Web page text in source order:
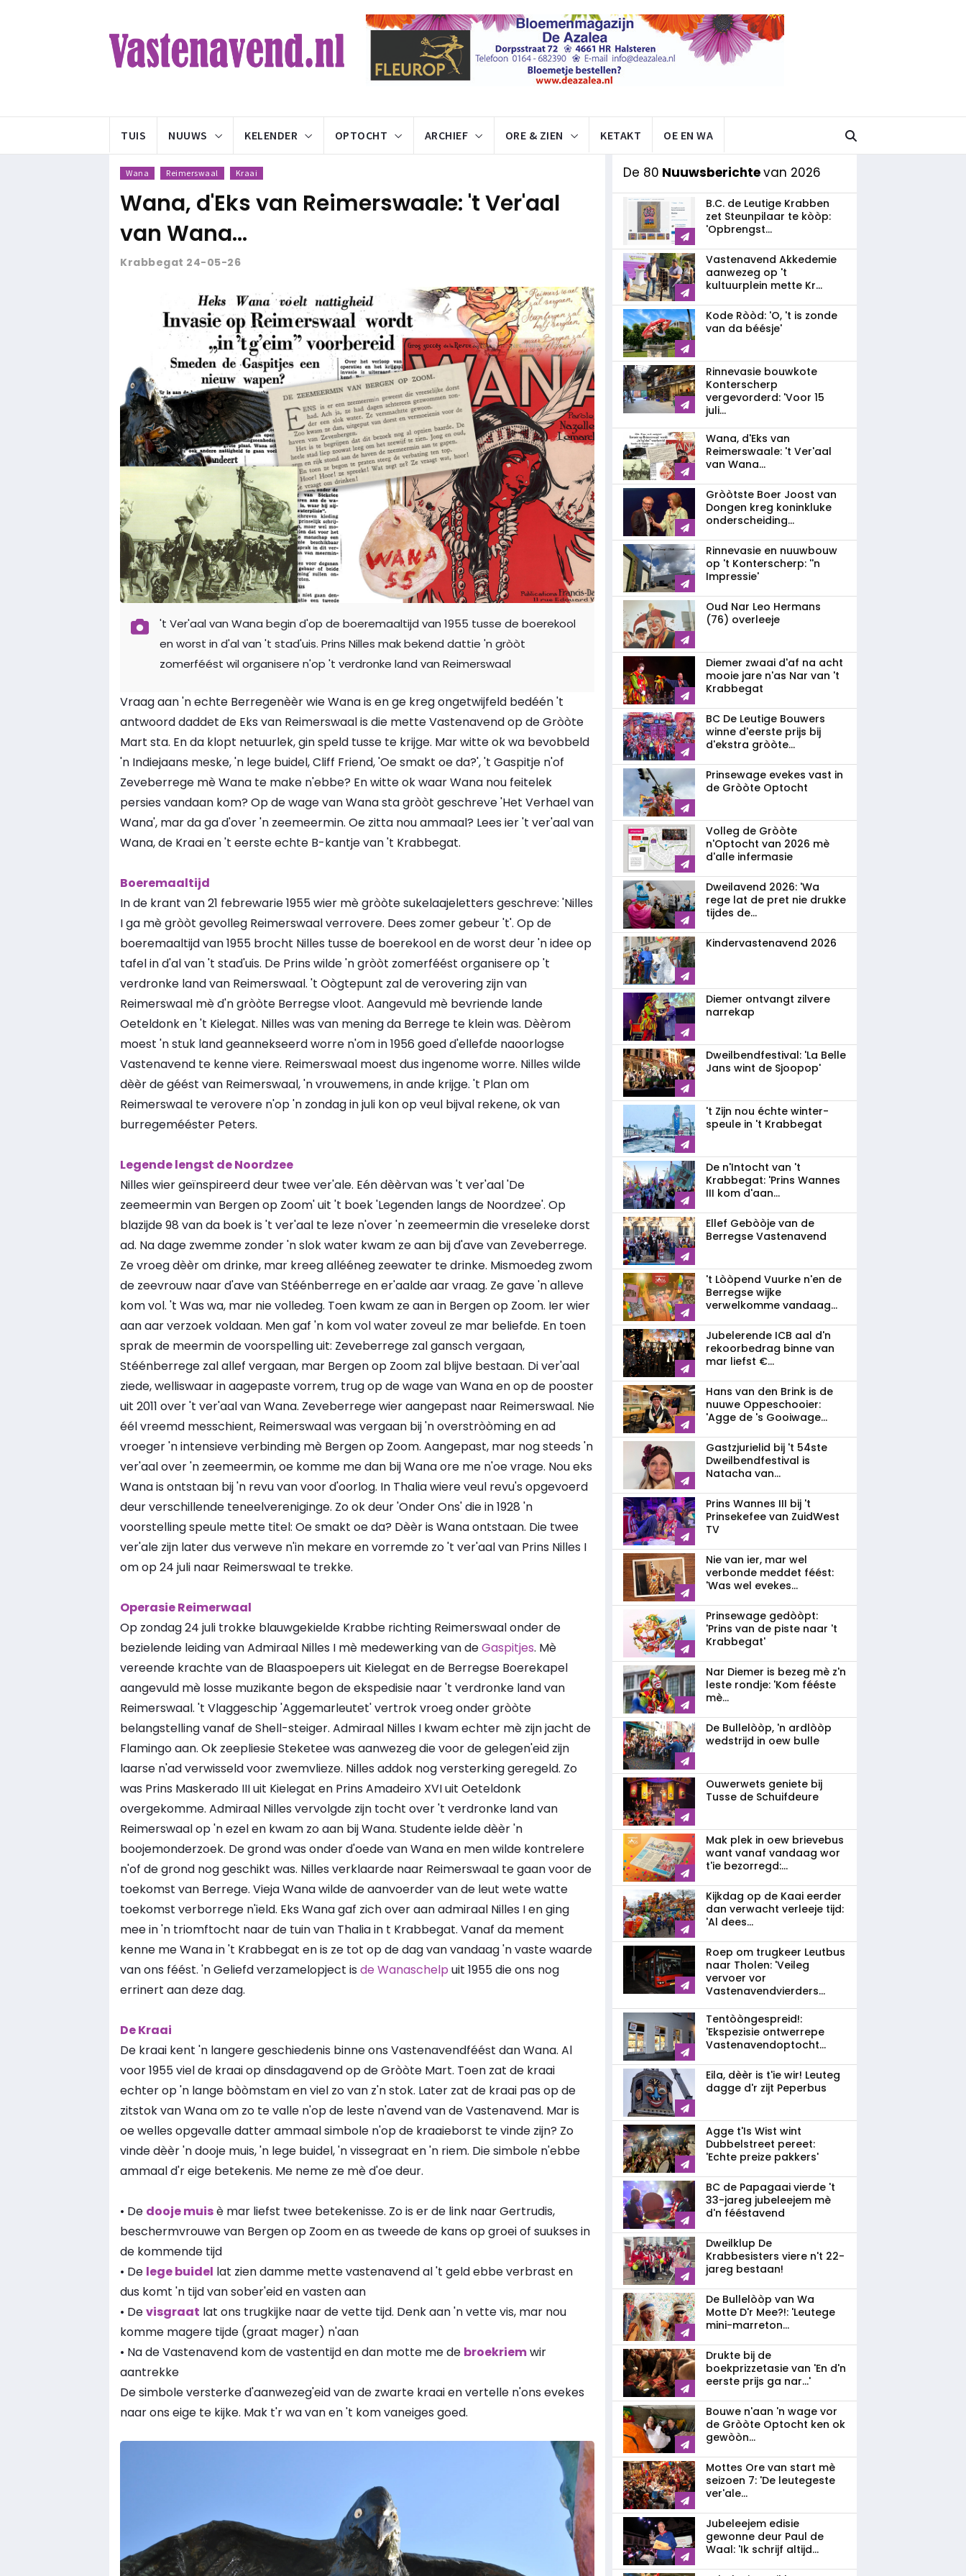
TUIS NUUWS KELENDER OPTOCHT ARCHIEF ORE & ZIEN KETAKT OE EN WA
Wana Reimerswaal Kraai
Wana, d'Eks van Reimerswaale: 't Ver'aal
van Wana...
Krabbegat 24-05-26
't Ver'aal van Wana begin d'op de boeremaaltijd van 1955 tusse de boerekool
en worst in d'al van 't stad'uis. Prins Nilles mak bekend dattie 'n gròòt
zomerféést wil organisere n'op 't verdronke land van Reimerswaal
Vraag aan 'n echte Berregenèèr wie Wana is en ge kreg ongetwijfeld bedéén 't
antwoord daddet de Eks van Reimerswaal is die mette Vastenavend op de Gròòte
Mart sta. En da klopt netuurlek, gin speld tusse te krijge. Mar witte ok wa bevobbeld
'n Indiejaans meske, 'n lege buidel, Cliff Friend, 'Oe smakt oe da?', 't Gaspitje n'of
Zeveberrege mè Wana te make n'ebbe? En witte ok waar Wana nou feitelek
persies vandaan kom? Op de wage van Wana sta gròòt geschreve 'Het Verhael van
Wana', mar da ga d'over 'n zeemeermin. Oe zitta nou ammaal? Lees ier 't ver'aal van
Wana, de Kraai en 't eerste echte B-kantje van 't Krabbegat.
Boeremaaltijd
In de krant van 21 febrewarie 1955 wier mè gròòte sukelaajeletters geschreve: 'Nilles
I ga mè gròòt gevolleg Reimerswaal verrovere. Dees zomer gebeur 't'. Op de
boeremaaltijd van 1955 brocht Nilles tusse de boerekool en de worst deur 'n idee op
tafel in d'al van 't stad'uis. De Prins wilde 'n gròòt zomerféést organisere op 't
verdronke land van Reimerswaal. 't Oògtepunt zal de verovering zijn van
Reimerswaal mè d'n gròòte Berregse vloot. Aangevuld mè bevriende lande
Oeteldonk en 't Kielegat. Nilles was van mening da Berrege te klein was. Dèèrom
moest 'n stuk land geannekseerd worre n'om in 1956 goed d'ellefde naoorlogse
Vastenavend te kenne viere. Reimerswaal moest dus ingenome worre. Nilles wilde
dèèr de géést van Reimerswaal, 'n vrouwemens, in ande krijge. 't Plan om
Reimerswaal te verovere n'op 'n zondag in juli kon op veul bijval rekene, ok van
burregemééster Peters.
Legende lengst de Noordzee
Nilles wier geïnspireerd deur twee ver'ale. Eén dèèrvan was 't ver'aal 'De
zeemeermin van Bergen op Zoom' uit 't boek 'Legenden langs de Noordzee'. Op
blazijde 98 van da boek is 't ver'aal te leze n'over 'n zeemeermin die vreseleke dorst
ad. Na dage zwemme zonder 'n slok water kwam ze aan bij d'ave van Zeveberrege.
Ze vroeg dèèr om drinke, mar kreeg allééneg zeewater te drinke. Mismoedeg zwom
de zeevrouw naar d'ave van Stéénberrege en er'aalde aar vraag. Ze gave 'n alleve
kom vol. 't Was wa, mar nie volledeg. Toen kwam ze aan in Bergen op Zoom. Ier wier
aan aar verzoek voldaan. Men gaf 'n kom vol water zoveul ze mar beliefde. En toen
sprak de meermin de voorspelling uit: Zeveberrege zal gansch vergaan,
Stéénberrege zal allef vergaan, mar Bergen op Zoom zal blijve bestaan. Di ver'aal
ziede, welliswaar in aagepaste vorrem, trug op de wage van Wana en op de pooster
uit 2011 over 't ver'aal van Wana. Zeveberrege wier aangepast naar Reimerswaal. Nie
éél vreemd messchient, Reimerswaal was vergaan bij 'n overstròòming en ad
vroeger 'n intensieve verbinding mè Bergen op Zoom. Aangepast, mar nog steeds 'n
ver'aal over 'n zeemeermin, oe komme me dan bij Wana ore me n'oe vrage. Nou eks
Wana is ontstaan bij 'n revu van voor d'oorlog. In Thalia wiere veul revu's opgevoerd
deur verschillende teneelvereniginge. Zo ok deur 'Onder Ons' die in 1928 'n
voorstelling speule mette titel: Oe smakt oe da? Dèèr is Wana ontstaan. Die twee
ver'ale zijn later dus verweve n'in mekare en vorremde zo 't ver'aal van Prins Nilles I
om op 24 juli naar Reimerswaal te trekke.
Operasie Reimerwaal
Op zondag 24 juli trokke blauwgekielde Krabbe richting Reimerswaal onder de
bezielende leiding van Admiraal Nilles I mè medewerking van deGaspitjes. Mè
vereende krachte van de Blaaspoepers uit Kielegat en de Berregse Boerekapel
aangevuld mè losse muzikante begon de ekspedisie naar 't verdronke land van
Reimerswaal. 't Vlaggeschip 'Aggemarleutet' vertrok vroeg onder gròòte
belangstelling vanaf de Shell-steiger. Admiraal Nilles I kwam echter mè zijn jacht de
Flamingo aan. Ok zeepliesie Steketee was aanwezeg die voor de gelegen'eid zijn
laarse n'ad verwisseld voor zwemvlieze. Nilles addok nog versterking geregeld. Zo
was Prins Maskerado III uit Kielegat en Prins Amadeiro XVI uit Oeteldonk
overgekomme. Admiraal Nilles vervolgde zijn tocht over 't verdronke land van
Reimerswaal op 'n ezel en kwam zo aan bij Wana. Studente ielde dèèr 'n
boojemonderzoek. De grond was onder d'oede van Wana en men wilde kontrelere
n'of de grond nog geschikt was. Nilles verklaarde naar Reimerswaal te gaan voor de
toekomst van Berrege. Vieja Wana wilde de aanvoerder van de leut wete watte
toekomst verborrege n'ield. Eks Wana gaf zich over aan admiraal Nilles I en ging
mee in 'n triomftocht naar de tuin van Thalia in t Krabbegat. Vanaf da mement
kenne me Wana in 't Krabbegat en is ze tot op de dag van vandaag 'n vaste waarde
van ons féést. 'n Geliefd verzamelopject is de Wanaschelp uit 1955 die ons nog
errinert aan deze dag.
De Kraai
De kraai kent 'n langere geschiedenis binne ons Vastenavendféést dan Wana. Al
voor 1955 viel de kraai op dinsdagavend op de Gròòte Mart. Toen zat de kraai
echter op 'n lange bòòmstam en viel zo van z'n stok. Later zat de kraai pas op de
zitstok van Wana om zo te valle n'op de leste n'avend van de Vastenavend. Mar is
oe welles opgevalle datter ammaal simbole n'op de kraaieborst te vinde zijn? Zo
vinde dèèr 'n dooje muis, 'n lege buidel, 'n vissegraat en 'n riem. Die simbole n'ebbe
ammaal d'r eige betekenis. Me neme ze mè d'oe deur.
• De dooje muisè mar liefst twee betekenisse. Zo is er de link naar Gertrudis,
beschermvrouwe van Bergen op Zoom en as tweede de kans op groei of suukses in
de kommende tijd
• De lege buidel lat zien damme mette vastenavend al 't geld ebbe verbrast en
dus komt 'n tijd van sober'eid en vasten aan
• Devisgraat lat ons trugkijke naar de vette tijd. Denk aan 'n vette vis, mar nou
komme magere tijde (graat mager) n'aan
• Na de Vastenavend kom de vastentijd en dan motte me de broekriemwir
aantrekke
De simbole versterke d'aanwezeg'eid van de zwarte kraai en vertelle n'ons evekes
naar ons eige te kijke. Mak t'r wa van en 't kom vaneiges goed.
De 80 Nuuwsberichtevan 2026
B.C. de Leutige Krabben
zet Steunpilaar te kòòp:
'Opbrengst...
Vastenavend Akkedemie
aanwezeg op 't
kultuurplein mette Kr...
Kode Ròòd: 'O, 't is zonde
van da béésje'
Rinnevasie bouwkote
Konterscherp
vergevorderd: 'Voor 15
juli...
Wana, d'Eks van
Reimerswaale: 't Ver'aal
van Wana...
Gròòtste Boer Joost van
Dongen kreg koninkluke
onderscheiding...
Rinnevasie en nuuwbouw
op 't Konterscherp: ''n
Impressie'
Oud Nar Leo Hermans
(76) overleeje
Diemer zwaai d'af na acht
mooie jare n'as Nar van 't
Krabbegat
BC De Leutige Bouwers
winne d'eerste prijs bij
d'ekstra gròòte...
Prinsewage evekes vast in
de Gròòte Optocht
Volleg de Gròòte
n'Optocht van 2026 mè
d'alle infermasie
Dweilavend 2026: 'Wa
rege lat de pret nie drukke
tijdes de...
Kindervastenavend 2026
Diemer ontvangt zilvere
narrekap
Dweilbendfestival: 'La Belle
Jans wint de Sjoopop'
't Zijn nou échte winter-
speule in 't Krabbegat
De n'Intocht van 't
Krabbegat: 'Prins Wannes
III kom d'aan...
Ellef Gebòòje van de
Berregse Vastenavend
't Lòòpend Vuurke n'en de
Berregse wijke
verwelkomme vandaag...
Jubelerende ICB aal d'n
rekoorbedrag binne van
mar liefst €...
Hans van den Brink is de
nuuwe Oppeschooier:
'Agge de 's Gooiwage...
Gastzjurielid bij 't 54ste
Dweilbendfestival is
Natacha van...
Prins Wannes III bij 't
Prinsekefee van ZuidWest
TV
Nie van ier, mar wel
verbonde meddet féést:
'Was wel evekes...
Prinsewage gedòòpt:
'Prins van de piste naar 't
Krabbegat'
Nar Diemer is bezeg mè z'n
leste rondje: 'Kom fééste
mè...
De Bullelòòp, 'n ardlòòp
wedstrijd in oew bulle
Ouwerwets geniete bij
Tusse de Schuifdeure
Mak plek in oew brievebus
want vanaf vandaag wor
t'ie bezorregd:...
Kijkdag op de Kaai eerder
dan verwacht verleeje tijd:
'Al dees...
Roep om trugkeer Leutbus
naar Tholen: 'Veileg
vervoer vor
Vastenavendvierders...
Tentòòngespreid!:
'Ekspezisie ontwerrepe
Vastenavendoptocht...
Eila, dèèr is t'ie wir! Leuteg
dagge d'r zijt Peperbus
Agge t'Is Wist wint
Dubbelstreet pereet:
'Echte preize pakkers'
BC de Papagaai vierde 't
33-jareg jubeleejem mè
d'n fééstavend
Dweilklup De
Krabbesisters viere n't 22-
jareg bestaan!
De Bullelòòp van Wa
Motte D'r Mee?!: 'Leutege
mini-marreton...
Drukte bij de
boekprizzetasie van 'En d'n
eerste prijs ga nar...'
Bouwe n'aan 'n wage vor
de Gròòte Optocht ken ok
gewòòn...
Mottes Ore van start mè
seizoen 7: 'De leutegeste
ver'ale...
Jubeleejem edisie
gewonne deur Paul de
Waal: 'Ik schrijf altijd...